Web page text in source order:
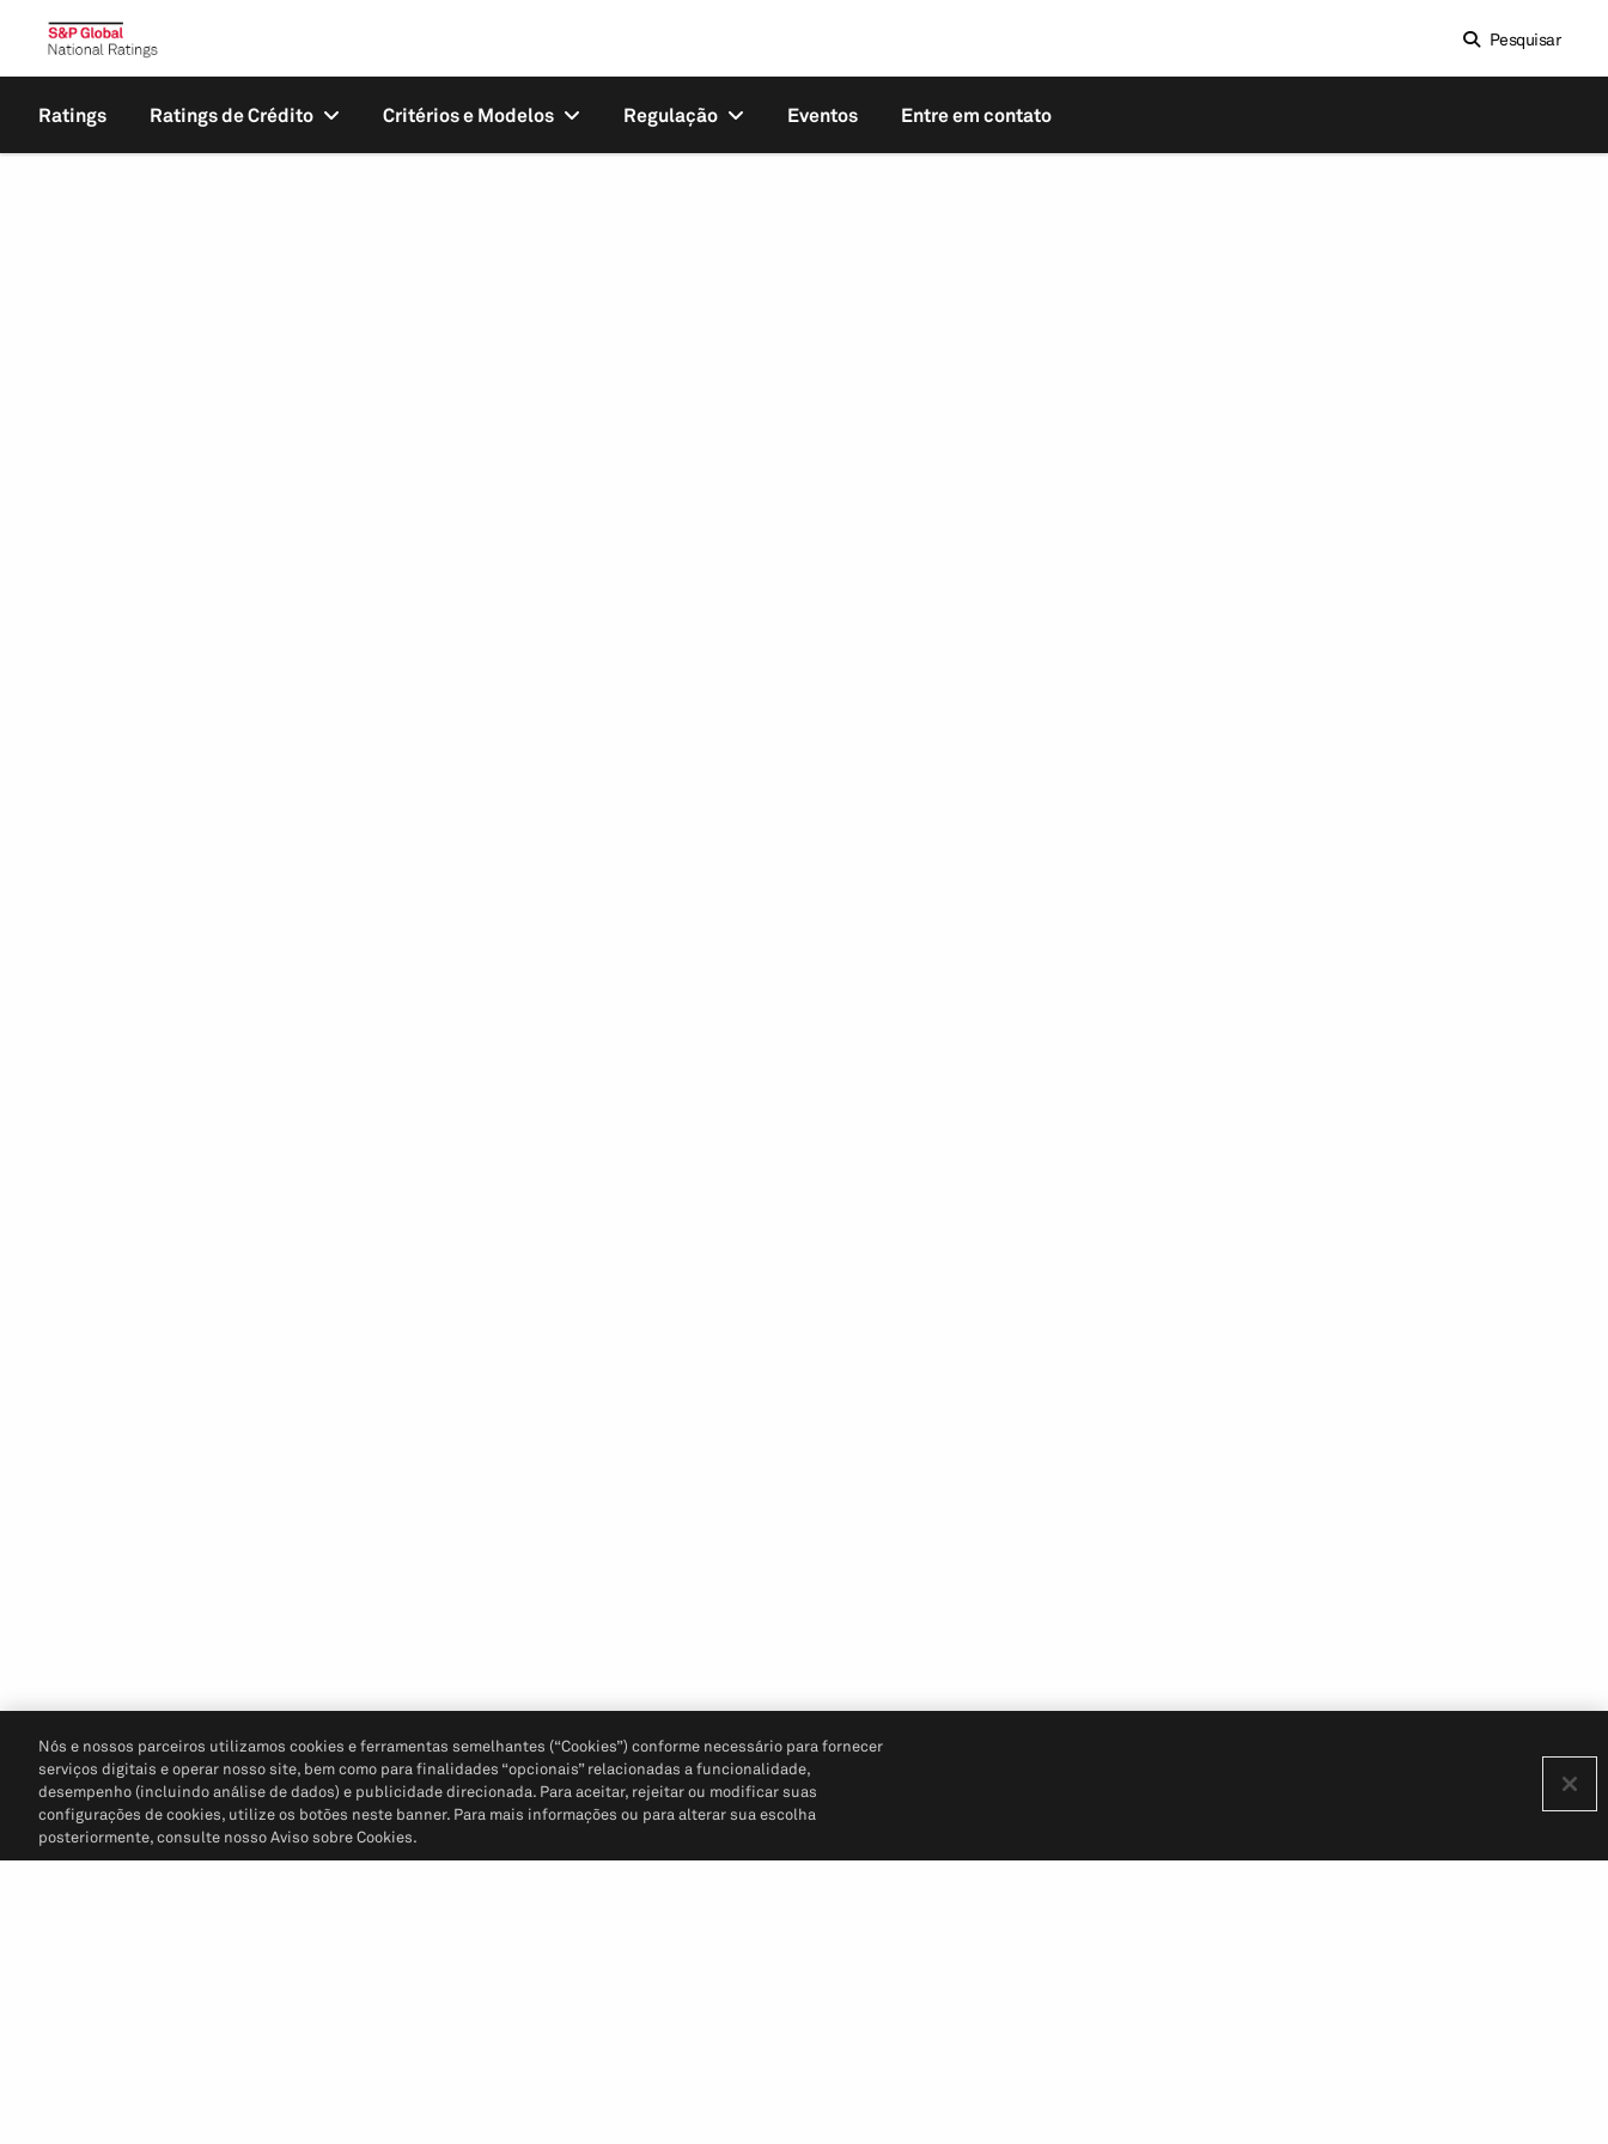
Pesquisar
Ratings Ratings de Crédito Critérios e Modelos Regulação Eventos Entre em contato
Nós e nossos parceiros utilizamos cookies e ferramentas semelhantes (“Cookies”) conforme necessário para fornecer
serviços digitais e operar nosso site, bem como para finalidades “opcionais” relacionadas a funcionalidade,
desempenho (incluindo análise de dados) e publicidade direcionada. Para aceitar, rejeitar ou modificar suas
configurações de cookies, utilize os botões neste banner. Para mais informações ou para alterar sua escolha
posteriormente, consulte nosso Aviso sobre Cookies.